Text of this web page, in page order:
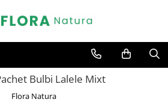
Bulbi Lalele Mixt
Flora Natura